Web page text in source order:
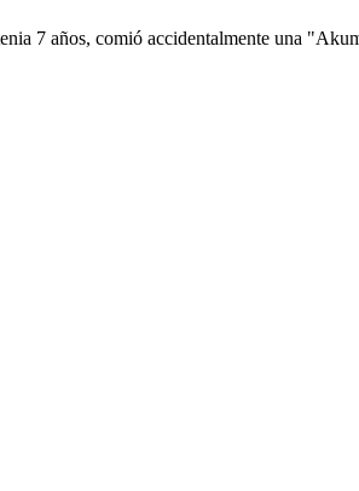
7 años, comió accidentalmente una